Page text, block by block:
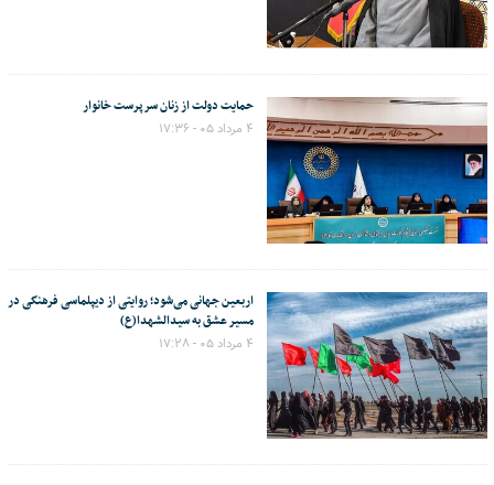
حمایت دولت از زنان سرپرست خانوار
۴ مرداد ۰۵ - ۱۷:۳۶
اربعین جهانی می‌شود؛ روایتی از دیپلماسی فرهنگی در
مسیر عشق به سیدالشهدا(ع)
۴ مرداد ۰۵ - ۱۷:۲۸